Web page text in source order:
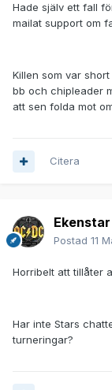
Hade själv ett fall
mailat support om
Killen som var
bb och chipleader
att sen folda mot
Citera
Ekenstar
Postad 11
Horribelt att tillåter
Har inte Stars
turneringar?